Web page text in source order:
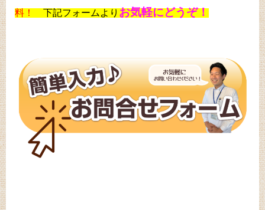
料！
下記フォームより お気軽にどうぞ！